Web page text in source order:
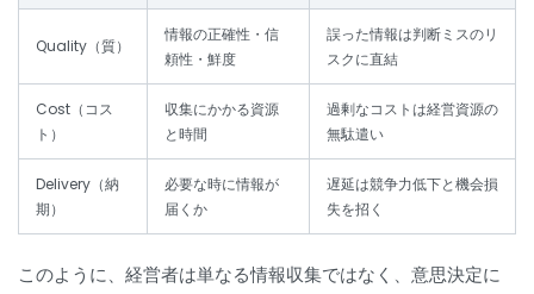
Quality（質）
情報の正確性・信
頼性・鮮度
誤った情報は判断ミスのリ
スクに直結
Cost（コス
ト）
収集にかかる資源
と時間
過剰なコストは経営資源の
無駄遣い
Delivery（納
期）
必要な時に情報が
届くか
遅延は競争力低下と機会損
失を招く
このように、経営者は単なる情報収集ではなく、意思決定に